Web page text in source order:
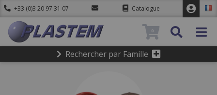
+33 (0)3 20 97 31 07 Catalogue
Rechercher par Famille
0